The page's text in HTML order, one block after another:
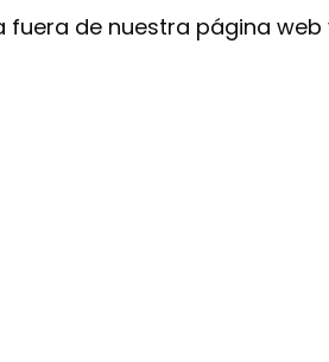
de nuestra página web